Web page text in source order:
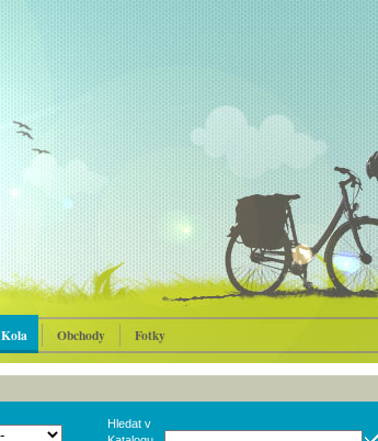
Kola Obchody Fotky
Hledat v